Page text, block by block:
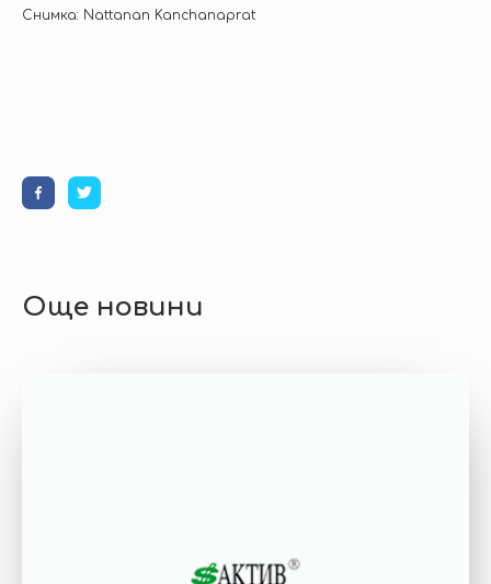
Снимка: Nattanan Kanchanaprat
Още новини